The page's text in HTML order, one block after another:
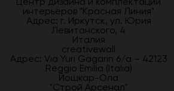
интерьеров "Красная Линия"
Адрес: г. Иркутск, ул. Юрия
Левитанского, 4
Италия
creativewall
Адрес: Via Yuri Gagarin 6/a – 42123
Reggio Emilia (Italia)
Йошкар-Ола
"Строй Арсенал"